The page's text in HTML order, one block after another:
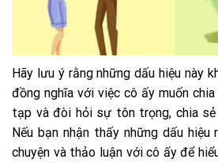
Hãy lưu ý rằng những dấu hiệu này
đồng nghĩa với việc cô ấy muốn
tạp và đòi hỏi sự tôn trọng, chia sẻ
Nếu bạn nhận thấy những dấu
chuyện và thảo luận với cô ấy để